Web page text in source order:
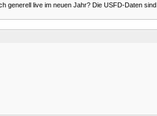
generell live im neuen Jahr? Die USFD-Daten